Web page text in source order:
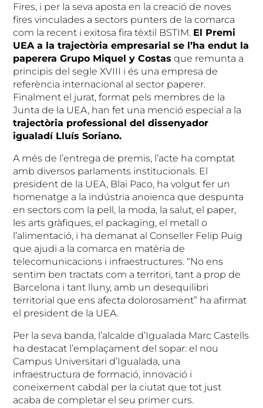
Fires, i per la seva aposta en la creació de noves
fires vinculades a sectors punters de la comarca
com la recent i exitosa fira tèxtil BSTIM. El Premi
UEA a la trajectòria empresarial se l’ha endut la
paperera Grupo Miquel y Costas que remunta a
principis del segle XVIII i és una empresa de
referència internacional al sector paperer.
Finalment el jurat, format pels membres de la
Junta de la UEA, han fet una menció especial a la
trajectòria professional del dissenyador
igualadí Lluís Soriano.
A més de l’entrega de premis, l’acte ha comptat
amb diversos parlaments institucionals. El
president de la UEA, Blai Paco, ha volgut fer un
homenatge a la indústria anoienca que despunta
en sectors com la pell, la moda, la salut, el paper,
les arts gràfiques, el packaging, el metall o
l’alimentació, i ha demanat al Conseller Felip Puig
que ajudi a la comarca en matèria de
telecomunicacions i infraestructures. “No ens
sentim ben tractats com a territori, tant a prop de
Barcelona i tant lluny, amb un desequilibri
territorial que ens afecta dolorosament” ha afirmat
el president de la UEA.
Per la seva banda, l’alcalde d’Igualada Marc Castells
ha destacat l’emplaçament del sopar: el nou
Campus Universitari d’Igualada, una
infraestructura de formació, innovació i
coneixement cabdal per la ciutat que tot just
acaba de completar el seu primer curs.